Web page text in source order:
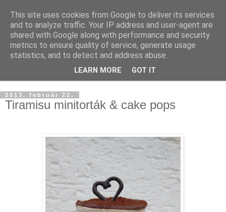
2013. február 22.
Tiramisu minitorták & cake pops
This site uses cookies from Google to deliver its services
and to analyze traffic. Your IP address and user-agent are
shared with Google along with performance and security
metrics to ensure quality of service, generate usage
statistics, and to detect and address abuse.
LEARN MORE GOT IT